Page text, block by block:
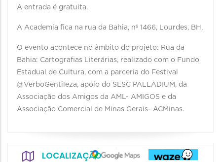
A entrada é gratuita.
A Academia fica na rua da Bahia, nº 1466, Lourdes, BH.
O evento acontece no âmbito do projeto: Rua da
Bahia: Cartografias Literárias, realizado com o Fundo
Estadual de Cultura, com a parceria do Festival
@VerboGentileza, apoio do SESC PALLADIUM, da
Associação dos Amigos da AML- AMIGOS e da
Associação Comercial de Minas Gerais- ACMinas.
LOCALIZAÇÃO